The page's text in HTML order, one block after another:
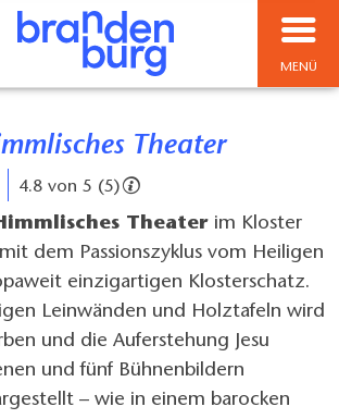
MENÜ
Theater
4.8 von 5 (5)
Theater im Kloster
dem Passionszyklus vom Heiligen
einzigartigen Klosterschatz.
Leinwänden und Holztafeln wird
und die Auferstehung Jesu
und fünf Bühnenbildern
– wie in einem barocken